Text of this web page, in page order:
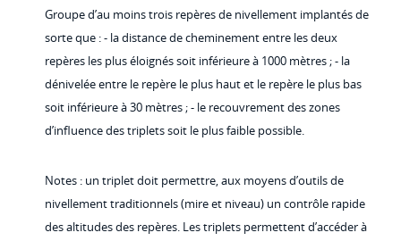
Groupe d’au moins trois repères de nivellement implantés de
sorte que : - la distance de cheminement entre les deux
repères les plus éloignés soit inférieure à 1000 mètres ; - la
dénivelée entre le repère le plus haut et le repère le plus bas
soit inférieure à 30 mètres ; - le recouvrement des zones
d’influence des triplets soit le plus faible possible.
Notes : un triplet doit permettre, aux moyens d’outils de
nivellement traditionnels (mire et niveau) un contrôle rapide
des altitudes des repères. Les triplets permettent d’accéder à